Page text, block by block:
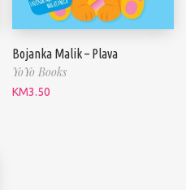
Bojanka Malik – Plava
YoYo Books
KM3.50